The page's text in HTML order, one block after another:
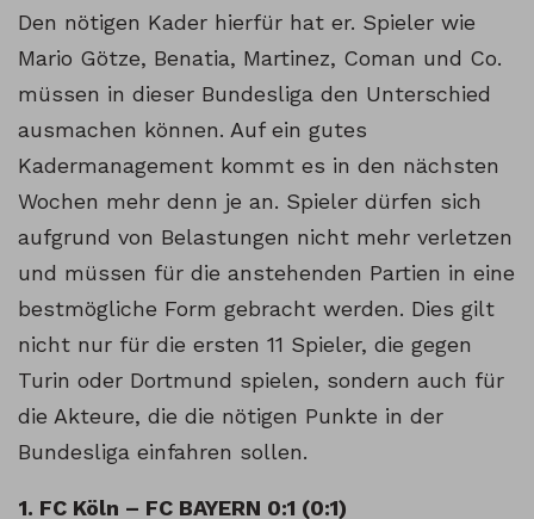
Den nötigen Kader hierfür hat er. Spieler wie
Mario Götze, Benatia, Martinez, Coman und Co.
müssen in dieser Bundesliga den Unterschied
ausmachen können. Auf ein gutes
Kadermanagement kommt es in den nächsten
Wochen mehr denn je an. Spieler dürfen sich
aufgrund von Belastungen nicht mehr verletzen
und müssen für die anstehenden Partien in eine
bestmögliche Form gebracht werden. Dies gilt
nicht nur für die ersten 11 Spieler, die gegen
Turin oder Dortmund spielen, sondern auch für
die Akteure, die die nötigen Punkte in der
Bundesliga einfahren sollen.
1. FC Köln – FC BAYERN 0:1 (0:1)